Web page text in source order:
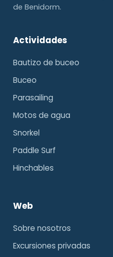
de Benidorm.
Actividades
Bautizo de buceo
Buceo
Parasailing
Motos de agua
Snorkel
Paddle Surf
Hinchables
Web
Sobre nosotros
Excursiones privadas